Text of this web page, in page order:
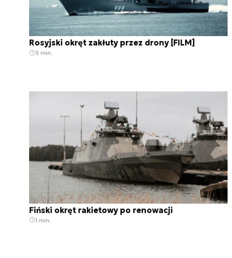
Rosyjski okręt zakłuty przez drony [FILM]
3 min.
Fiński okręt rakietowy po renowacji
1 min.